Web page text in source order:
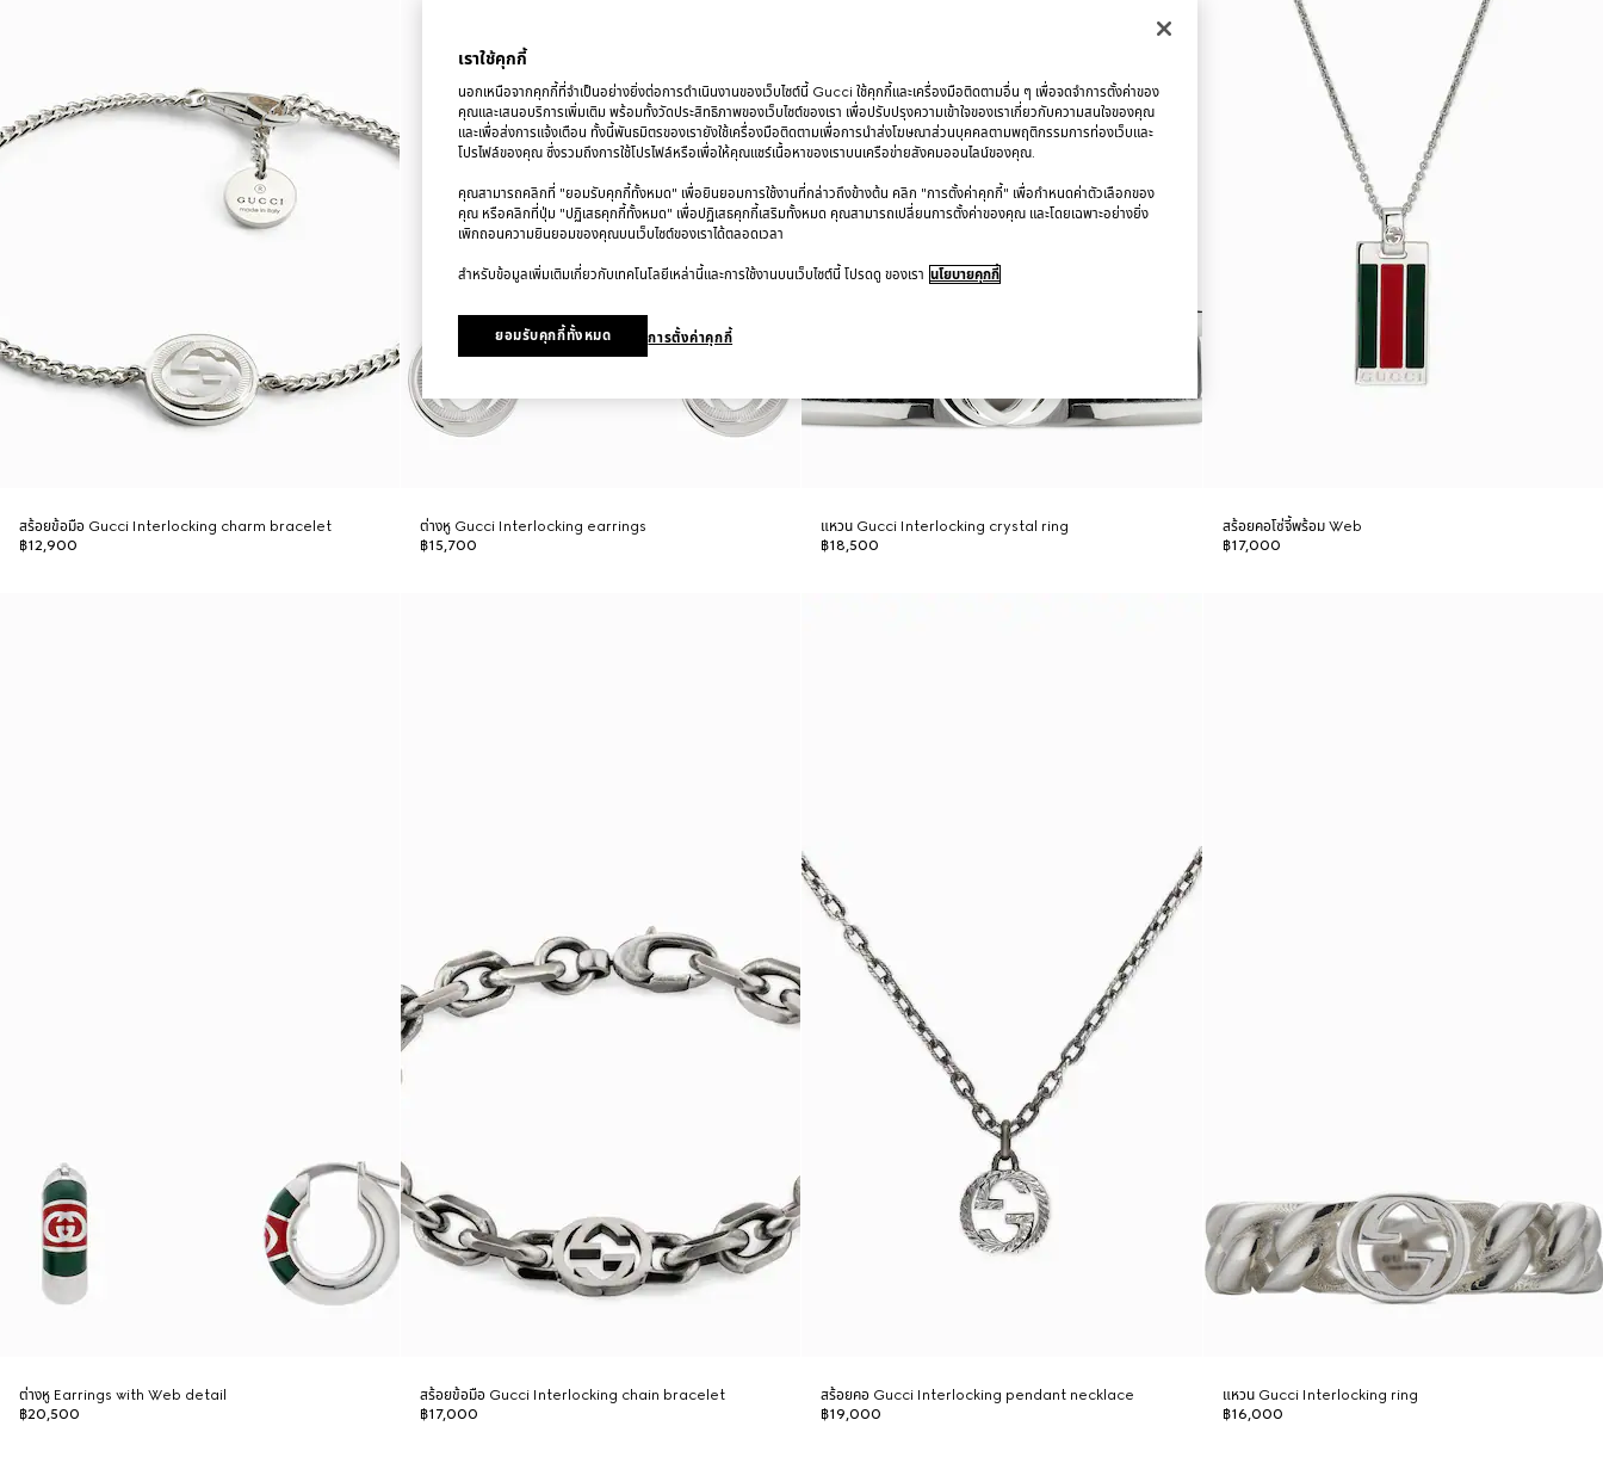
สร้อยข้อมือ Gucci Interlocking charm bracelet
฿12,900
ต่างหู Gucci Interlocking earrings
฿15,700
แหวน Gucci Interlocking crystal ring
฿18,500
สร้อยคอโซ่จี้พร้อม Web
฿17,000
ต่างหู Earrings with Web detail
฿20,500
สร้อยข้อมือ Gucci Interlocking chain bracelet
฿17,000
สร้อยคอ Gucci Interlocking pendant necklace
฿19,000
แหวน Gucci Interlocking ring
฿16,000
เราใช้คุกกี้
นอกเหนือจากคุกกี้ที่จำเป็นอย่างยิ่งต่อการดำเนินงานของเว็บไซต์นี้ Gucci ใช้คุกกี้และเครื่องมือติดตามอื่น ๆ เพื่อจดจำการตั้งค่าของ
คุณและเสนอบริการเพิ่มเติม พร้อมทั้งวัดประสิทธิภาพของเว็บไซต์ของเรา เพื่อปรับปรุงความเข้าใจของเราเกี่ยวกับความสนใจของคุณ
และเพื่อส่งการแจ้งเตือน ทั้งนี้พันธมิตรของเรายังใช้เครื่องมือติดตามเพื่อการนำส่งโฆษณาส่วนบุคคลตามพฤติกรรมการท่องเว็บและ
โปรไฟล์ของคุณ ซึ่งรวมถึงการใช้โปรไฟล์หรือเพื่อให้คุณแชร์เนื้อหาของเราบนเครือข่ายสังคมออนไลน์ของคุณ.
คุณสามารถคลิกที่ "ยอมรับคุกกี้ทั้งหมด" เพื่อยินยอมการใช้งานที่กล่าวถึงข้างต้น คลิก "การตั้งค่าคุกกี้" เพื่อกำหนดค่าตัวเลือกของ
คุณ หรือคลิกที่ปุ่ม "ปฏิเสธคุกกี้ทั้งหมด" เพื่อปฏิเสธคุกกี้เสริมทั้งหมด คุณสามารถเปลี่ยนการตั้งค่าของคุณ และโดยเฉพาะอย่างยิ่ง
เพิกถอนความยินยอมของคุณบนเว็บไซต์ของเราได้ตลอดเวลา
สำหรับข้อมูลเพิ่มเติมเกี่ยวกับเทคโนโลยีเหล่านี้และการใช้งานบนเว็บไซต์นี้ โปรดดู ของเรา นโยบายคุกกี้
การตั้งค่าคุกกี้
ยอมรับคุกกี้ทั้งหมด